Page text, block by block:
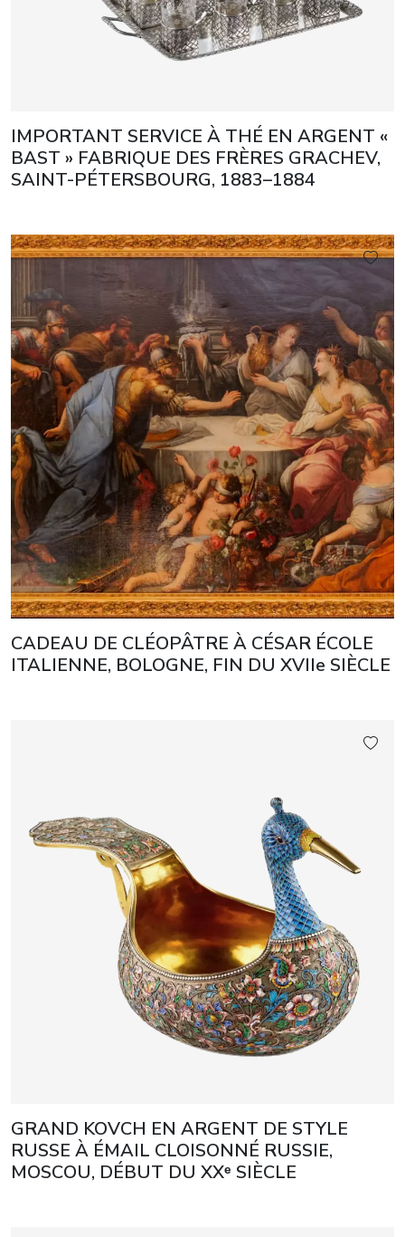
IMPORTANT SERVICE À THÉ EN ARGENT «
BAST » FABRIQUE DES FRÈRES GRACHEV,
SAINT-PÉTERSBOURG, 1883–1884
CADEAU DE CLÉOPÂTRE À CÉSAR ÉCOLE
ITALIENNE, BOLOGNE, FIN DU XVIIe SIÈCLE
GRAND KOVCH EN ARGENT DE STYLE
RUSSE À ÉMAIL CLOISONNÉ RUSSIE,
MOSCOU, DÉBUT DU XXᵉ SIÈCLE